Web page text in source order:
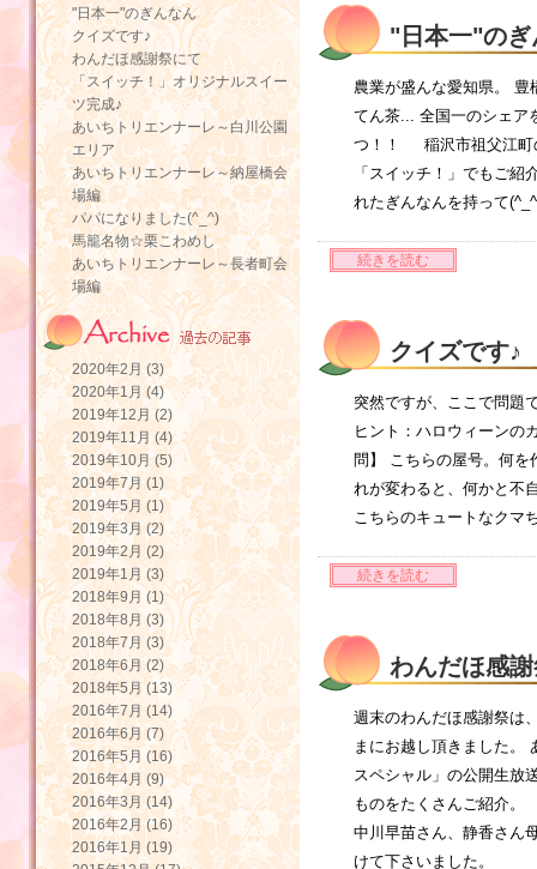
"日本一"のぎ
農業が盛んな愛知県。
てん茶... 全国一のシェア
つ！！ 稲沢市祖父江町
「スイッチ！」でもご
れたぎんなんを持って
続きを読む
クイズです♪
突然ですが、ここで問題
ヒント：ハロウィーン
問】 こちらの屋号。何
れが変わると、何かと
こちらのキュートなクマ
続きを読む
わんだほ感
週末のわんだほ感謝祭は
まにお越し頂きました
スペシャル」の公開生放
ものをたくさんご紹介
中川早苗さん、静香さん
けて下さいました。
"日本一"のぎんなん
クイズです♪
わんだほ感謝祭にて
「スイッチ！」オリジナルスイー
ツ完成♪
あいちトリエンナーレ～白川公園
エリア
あいちトリエンナーレ～納屋橋会
場編
パパになりました(^_^)
馬籠名物☆栗こわめし
あいちトリエンナーレ～長者町会
場編
2020年2月 (3)
2020年1月 (4)
2019年12月 (2)
2019年11月 (4)
2019年10月 (5)
2019年7月 (1)
2019年5月 (1)
2019年3月 (2)
2019年2月 (2)
2019年1月 (3)
2018年9月 (1)
2018年8月 (3)
2018年7月 (3)
2018年6月 (2)
2018年5月 (13)
2016年7月 (14)
2016年6月 (7)
2016年5月 (16)
2016年4月 (9)
2016年3月 (14)
2016年2月 (16)
2016年1月 (19)